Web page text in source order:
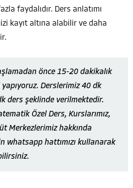
faydalıdır. Ders anlatımı
kayıt altına alabilir ve daha
önce 15-20 dakikalık
Derslerimiz 40 dk
ders şeklinde verilmektedir.
Özel Ders, Kurslarımız,
Merkezlerimiz hakkında
whatsapp hattımızı kullanarak